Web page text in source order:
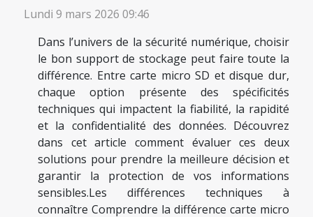
Lundi 9 mars 2026 09:46
Dans l’univers de la sécurité numérique, choisir
le bon support de stockage peut faire toute la
différence. Entre carte micro SD et disque dur,
chaque option présente des spécificités
techniques qui impactent la fiabilité, la rapidité
et la confidentialité des données. Découvrez
dans cet article comment évaluer ces deux
solutions pour prendre la meilleure décision et
garantir la protection de vos informations
sensibles.Les différences techniques à
connaître Comprendre la différence carte micro